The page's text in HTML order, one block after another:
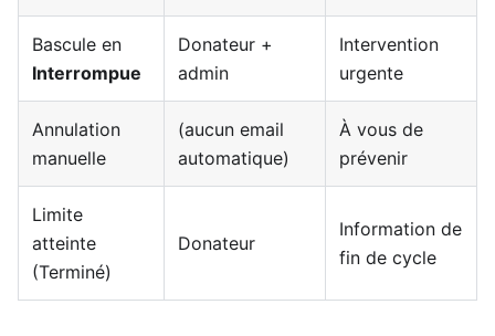
Bascule en
Interrompue
Donateur +
admin
Intervention
urgente
Annulation
manuelle
(aucun email
automatique)
À vous de
prévenir
Limite
atteinte
(Terminé)
Donateur
Information de
fin de cycle